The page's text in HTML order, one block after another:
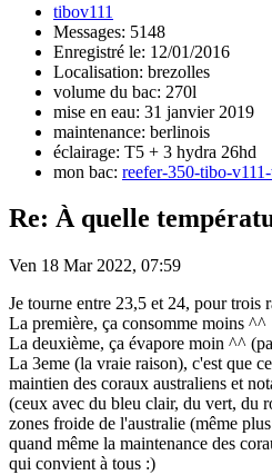
tibov111
Messages: 5148
Enregistré le: 12/01/2016
Localisation: brezolles
volume du bac: 270l
mise en eau: 31 janvier 2019
maintenance: berlinois
éclairage: T5 + 3 hydra 26hd
mon bac: reefer-350-tibo-
Re: À quelle
Ven 18 Mar 2022, 07:59
Je tourne entre 23,5 et 24, pour trois
La première, ça consomme moins ^^
La deuxième, ça évapore moin ^^
La 3eme (la vraie raison), c'est que
maintien des coraux australiens et
(ceux avec du bleu clair, du vert, du
zones froide de l'australie (même
quand même la maintenance des
qui convient à tous :)